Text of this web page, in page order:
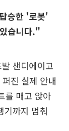
승한 '로봇'
습니다."
샌디에이고
진 실제 안내
를 매고 앉아
기까지 멈춰